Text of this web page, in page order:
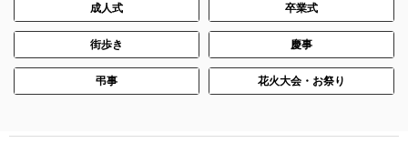
成人式 卒業式
街歩き 慶事
弔事 花火大会・お祭り